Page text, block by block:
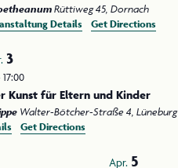
Rüttiweg 45, Dornach
Details
Get Directions
3
17:00
Kunst für Eltern und Kinder
Walter-Bötcher-Straße 4, Lüneburg
Get Directions
Apr. 5